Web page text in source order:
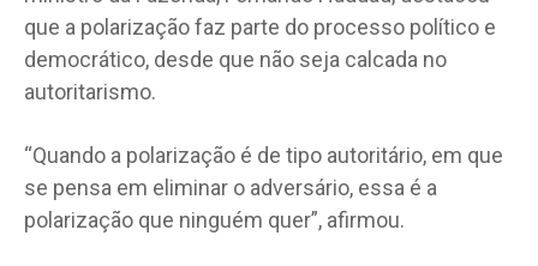
que a polarização faz parte do processo político e
democrático, desde que não seja calcada no
autoritarismo.
“Quando a polarização é de tipo autoritário, em que
se pensa em eliminar o adversário, essa é a
polarização que ninguém quer”, afirmou.